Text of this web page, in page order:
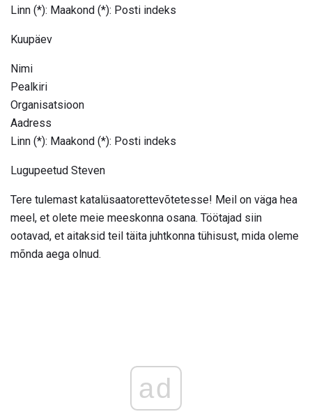
Linn (*): Maakond (*): Posti indeks
Kuupäev
Nimi
Pealkiri
Organisatsioon
Aadress
Linn (*): Maakond (*): Posti indeks
Lugupeetud Steven
Tere tulemast katalüsaatorettevõtetesse! Meil on väga hea
meel, et olete meie meeskonna osana. Töötajad siin
ootavad, et aitaksid teil täita juhtkonna tühisust, mida oleme
mõnda aega olnud.
ad